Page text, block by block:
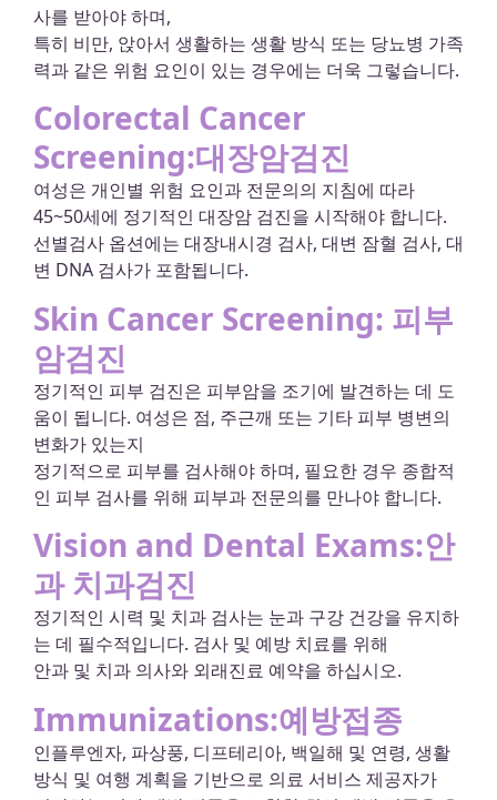
사를 받아야 하며,
특히 비만, 앉아서 생활하는 생활 방식 또는 당뇨병 가족
력과 같은 위험 요인이 있는 경우에는 더욱 그렇습니다.
Colorectal Cancer
Screening:대장암검진
여성은 개인별 위험 요인과 전문의의 지침에 따라
45~50세에 정기적인 대장암 검진을 시작해야 합니다.
선별검사 옵션에는 대장내시경 검사, 대변 잠혈 검사, 대
변 DNA 검사가 포함됩니다.
Skin Cancer Screening: 피부
암검진
정기적인 피부 검진은 피부암을 조기에 발견하는 데 도
움이 됩니다. 여성은 점, 주근깨 또는 기타 피부 병변의
변화가 있는지
정기적으로 피부를 검사해야 하며, 필요한 경우 종합적
인 피부 검사를 위해 피부과 전문의를 만나야 합니다.
Vision and Dental Exams:안
과 치과검진
정기적인 시력 및 치과 검사는 눈과 구강 건강을 유지하
는 데 필수적입니다. 검사 및 예방 치료를 위해
안과 및 치과 의사와 외래진료 예약을 하십시오.
Immunizations:예방접종
인플루엔자, 파상풍, 디프테리아, 백일해 및 연령, 생활
방식 및 여행 계획을 기반으로 의료 서비스 제공자가